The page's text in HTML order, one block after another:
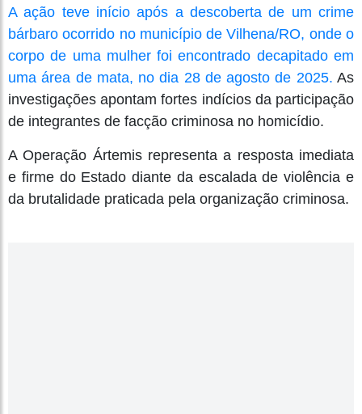
A ação teve início após a descoberta de um crime
bárbaro ocorrido no município de Vilhena/RO, onde o
corpo de uma mulher foi encontrado decapitado em
uma área de mata, no dia 28 de agosto de 2025. As
investigações apontam fortes indícios da participação
de integrantes de facção criminosa no homicídio.
A Operação Ártemis representa a resposta imediata
e firme do Estado diante da escalada de violência e
da brutalidade praticada pela organização criminosa.